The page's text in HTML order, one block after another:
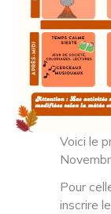
Voici le
Pour
inscrire